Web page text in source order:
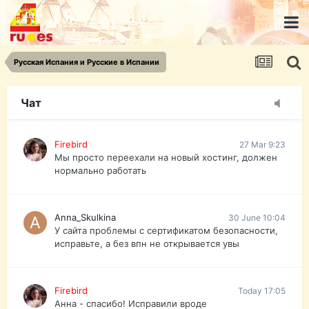
Русская Испания и Русские в Испании
Чат
urist.dokument@gmail.com
https://pasport-ua.com/
Телеграмм @uristpassua
Firebird
Друзья - из России без VPN сайт и форум
Firebird 27 Mar 9:23
Мы просто переехали на новый хостинг, должен
нормально работать
Anna_Skulkina 30 June 10:04
У сайта проблемы с сертификатом безопасности,
исправьте, а без впн не открывается увы
Firebird Today 17:05
Анна - спасибо! Исправили вроде